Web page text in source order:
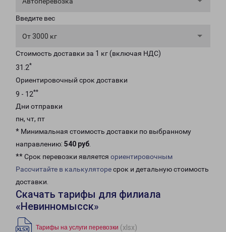
Введите вес
От 3000 кг
Стоимость доставки за 1 кг (включая НДС)
31.2*
Ориентировочный срок доставки
9 - 12**
Дни отправки
пн, чт, пт
* Минимальная стоимость доставки по выбранному
направлению: 540 руб.
** Срок перевозки является ориентировочным
Рассчитайте в калькуляторесрок и детальную стоимость
доставки.
Скачать тарифы для филиала
«Невинномысск»
Тарифы на услуги перевозки (xlsx)